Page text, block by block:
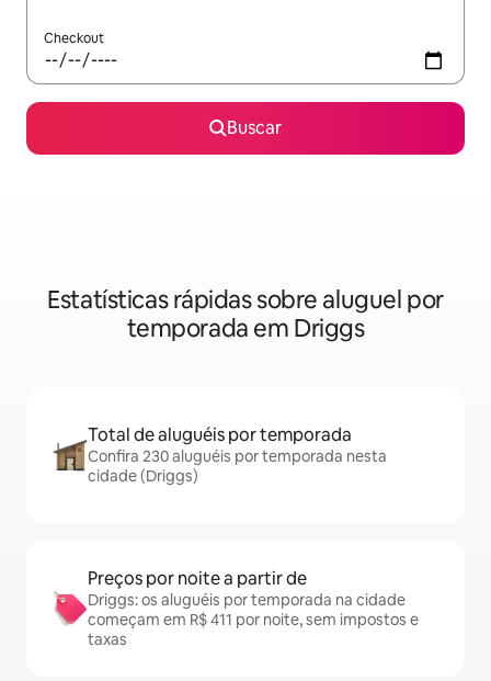
Checkout
Buscar
Estatísticas rápidas sobre aluguel por
temporada em Driggs
Total de aluguéis por temporada
Confira 230 aluguéis por temporada nesta
cidade (Driggs)
Preços por noite a partir de
Driggs: os aluguéis por temporada na cidade
começam em R$ 411 por noite, sem impostos e
taxas